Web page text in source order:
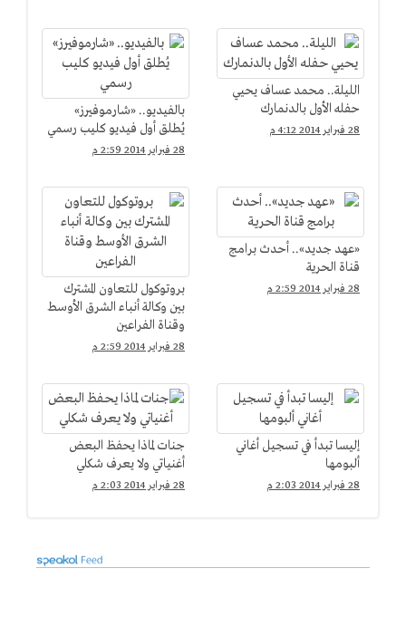
الليلة.. محمد عساف يحيي
حفله الأول بالدنمارك
28 فبراير 2014 4:12 م
بالفيديو.. «شارموفيرز»
يُطلق أول فيديو كليب رسمي
28 فبراير 2014 2:59 م
«عهد جديد».. أحدث برامج
قناة الحرية
28 فبراير 2014 2:59 م
بروتوكول للتعاون المشترك
بين وكالة أنباء الشرق الأوسط
وقناة الفراعين
28 فبراير 2014 2:59 م
إليسا تبدأ في تسجيل أغاني
ألبومها
28 فبراير 2014 2:03 م
جنات لماذا يحفظ البعض
أغنياتي ولا يعرف شكلي
28 فبراير 2014 2:03 م